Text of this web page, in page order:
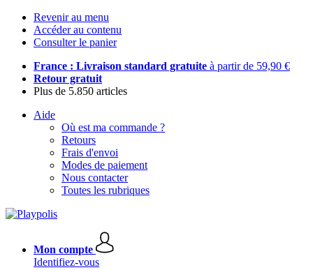
Revenir au menu
Accéder au contenu
Consulter le panier
France : Livraison standard gratuite à partir de 59,90 €
Retour gratuit
Plus de 5.850 articles
Aide
Où est ma commande ?
Retours
Frais d'envoi
Modes de paiement
Nous contacter
Toutes les rubriques
Mon compte
Identifiez-vous